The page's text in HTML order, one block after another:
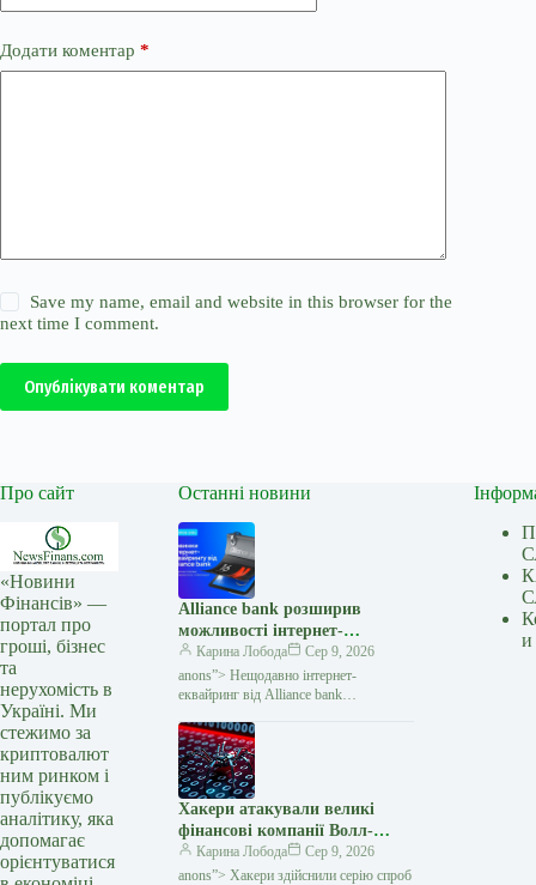
Додати коментар *
Save my name, email and website in this browser for the
next time I comment.
Опублікувати коментар
Про сайт
«Новини
Фінансів» —
портал про
гроші, бізнес
та
нерухомість в
Україні. Ми
стежимо за
криптовалют
ним ринком і
публікуємо
аналітику, яка
допомагає
орієнтуватися
Останні новини
Alliance bank розширив
можливості інтернет-
еквайрингу: три нові функції
— Мінфін
Карина Лобода
Сер 9, 2026
anons”> Нещодавно інтернет-
еквайринг від Alliance bank
функціями, які спрощують приймання
платежів для бізнесу та роблять процес
оплати
Хакери атакували великі
фінансові компанії Волл-
стріт: під удар потрапили
хедж-фонди — Мінфін
Карина Лобода
Сер 9, 2026
anons”> Хакери здійснили серію спроб
и